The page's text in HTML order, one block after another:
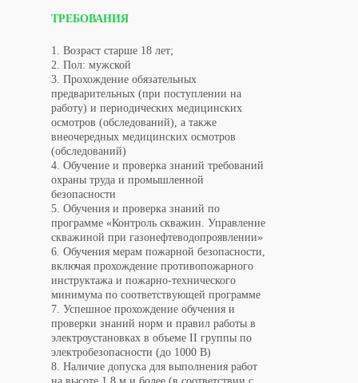
ТРЕБОВАНИЯ
1. Возраст старше 18 лет;
2. Пол: мужской
3. Прохождение обязательных
предварительных (при поступлении на
работу) и периодических медицинских
осмотров (обследований), а также
внеочередных медицинских осмотров
(обследований)
4. Обучение и проверка знаний требований
охраны труда и промышленной​​​​​​​
безопасности
5. Обучения и проверка знаний по
программе «Контроль скважин. Управление
скважиной при газонефтеводопроявлении»
6. Обучения мерам пожарной безопасности,
включая прохождение противопожарного
инструктажа и пожарно-технического
минимума по соответствующей программе
7. Успешное прохождение обучения и
проверки знаний норм и правил работы в
электроустановках в объеме II группы по
электробезопасности (до 1000 В)
8. Наличие допуска для выполнения работ